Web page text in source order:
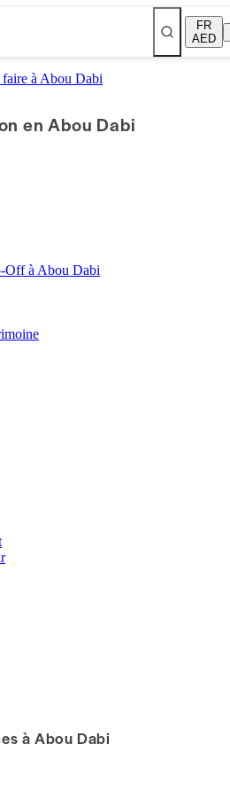
FR
AED
faire à Abou Dabi
Off à Abou Dabi
en Abou Dabi
à Abou Dabi